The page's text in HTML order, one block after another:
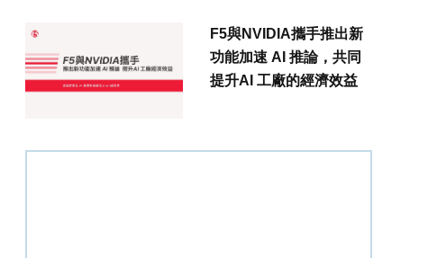
F5與NVIDIA攜手推出新
功能加速 AI 推論，共同
提升AI 工廠的經濟效益